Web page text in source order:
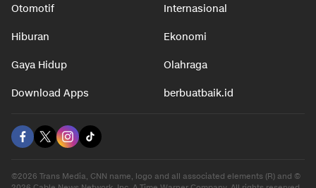
Otomotif Internasional
Hiburan Ekonomi
Gaya Hidup Olahraga
Download Apps berbuatbaik.id
©2026 Trans Media, CNN name, logo and all associated elements (R) and ©